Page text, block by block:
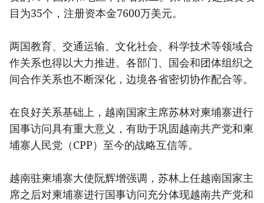
目为35个，注册资本金7600万美元。
两国教育、交通运输、文化社会、科学技术等领域合
作关系也得以大力推进。各部门、国会和团体组织之
间合作关系也不断深化，边境各省密切协作配合等。
在良好关系基础上，越南国家主席苏林对柬埔寨进行
国事访问具有重大意义，有助于巩固越南共产党和柬
埔寨人民党（CPP）至今的战略互信等。
越南驻柬埔寨大使阮辉增强调，苏林上任越南国家主
席之后对柬埔寨进行国事访问充分体现越南共产党和